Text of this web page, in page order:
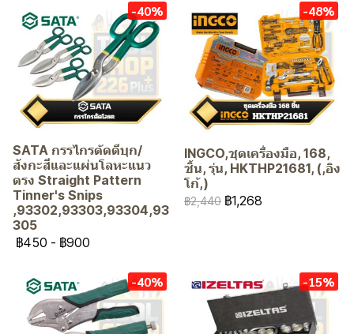
-40%
SATA กรรไกรตัดดีบุก/
สังกะสีและแผ่นโลหะแนว
ตรง Straight Pattern
Tinner's Snips
,93302,93303,93304,93
305
฿450 - ฿900
-48%
INGCO,ชุดเครื่องมือ, 168,
ชิ้น, รุ่น, HKTHP21681, (,อิง
โก้,)
฿2,440 ฿1,268
-40% -15%